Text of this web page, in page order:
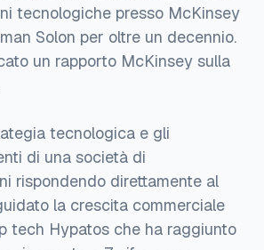
tecnologiche presso McKinsey
Solon per oltre un decennio.
un rapporto McKinsey sulla
tecnologica e gli
di una società di
rispondendo direttamente al
la crescita commerciale
tech Hypatos che ha raggiunto